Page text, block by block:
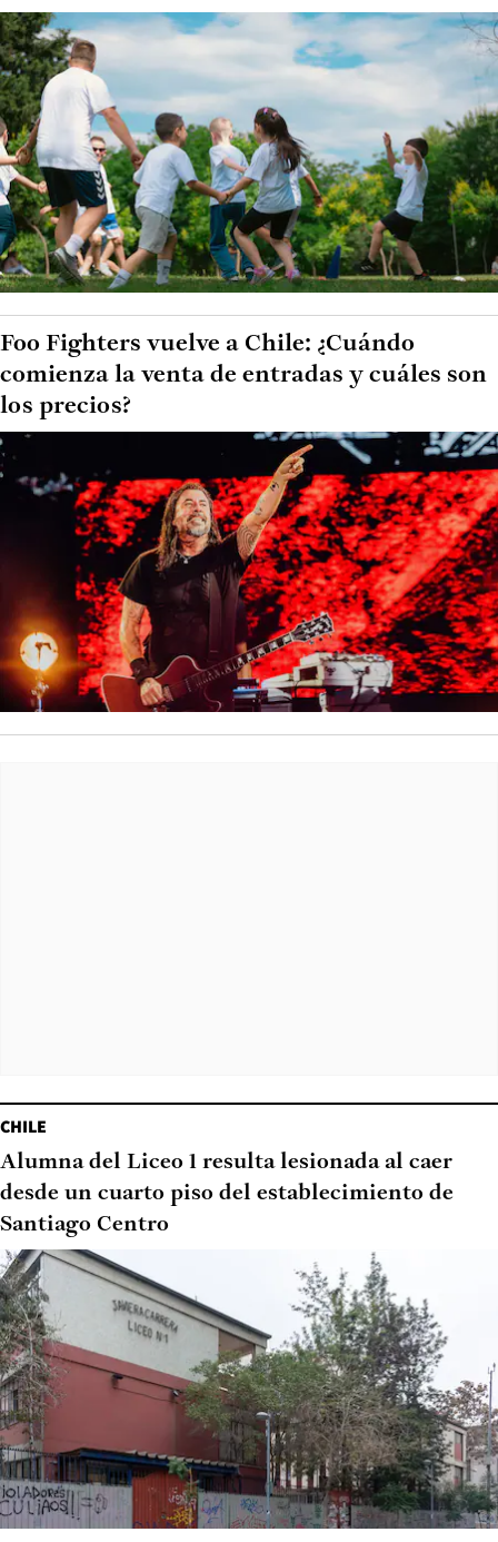
Foo Fighters vuelve a Chile: ¿Cuándo
comienza la venta de entradas y cuáles son
los precios?
CHILE
Alumna del Liceo 1 resulta lesionada al caer
desde un cuarto piso del establecimiento de
Santiago Centro